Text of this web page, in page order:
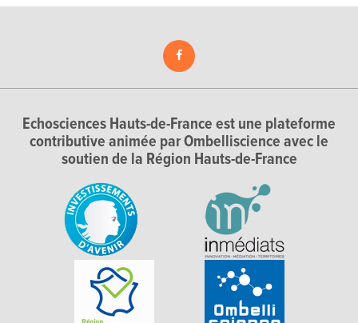
Echosciences Hauts-de-France est une plateforme
contributive animée par Ombelliscience avec le
soutien de la Région Hauts-de-France